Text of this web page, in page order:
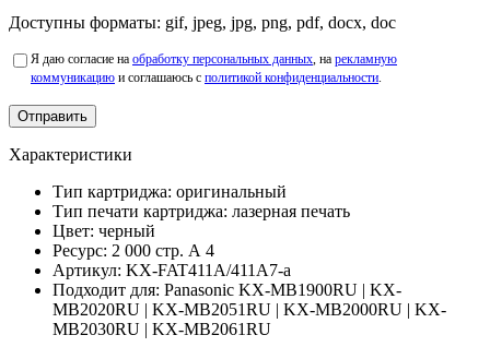
Доступны форматы: gif, jpeg, jpg, png, pdf, docx, doc
Я даю согласие на обработку персональных данных, на рекламную
коммуникацию и соглашаюсь с политикой конфиденциальности.
Характеристики
Тип картриджа: оригинальный
Тип печати картриджа: лазерная печать
Цвет: черный
Ресурс: 2 000 стр. А 4
Артикул: KX-FAT411A/411A7-a
Подходит для: Panasonic KX-MB1900RU | KX-
MB2020RU | KX-MB2051RU | KX-MB2000RU | KX-
MB2030RU | KX-MB2061RU